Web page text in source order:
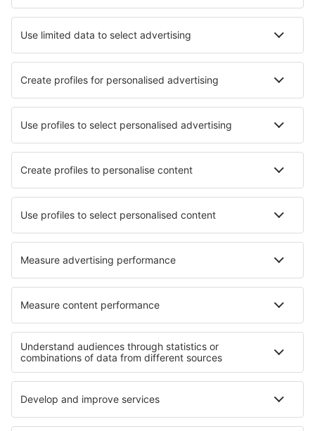
Traslados
Atracciones
Eventos deportivos
Aprende más
Mejor Precio Garantizado
Aplicación móvil
Aerolíneas
Ryanair
Vueling
Iberia
Air Europa
Wizz Air
Sobre eSky
Términos y condiciones
Mis reservas
Política de privacidad
Asistencia y contacto